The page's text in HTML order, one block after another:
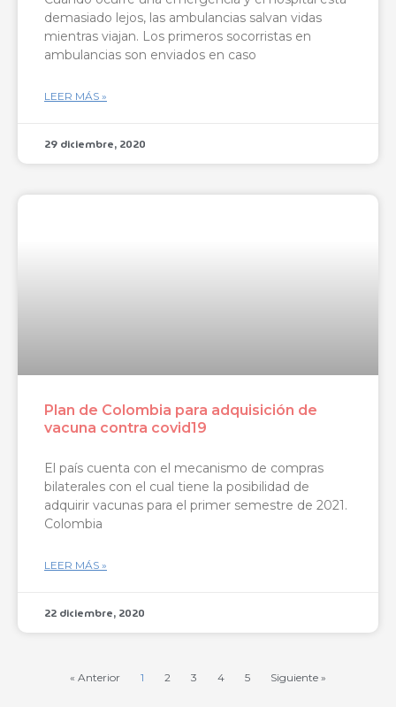
demasiado lejos, las ambulancias salvan vidas
mientras viajan. Los primeros socorristas en
ambulancias son enviados en caso
LEER MÁS »
29 diciembre, 2020
Plan de Colombia para adquisición de
vacuna contra covid19
El país cuenta con el mecanismo de compras
bilaterales con el cual tiene la posibilidad de
adquirir vacunas para el primer semestre de 2021.
Colombia
LEER MÁS »
22 diciembre, 2020
« Anterior 1 2 3 4 5 Siguiente »